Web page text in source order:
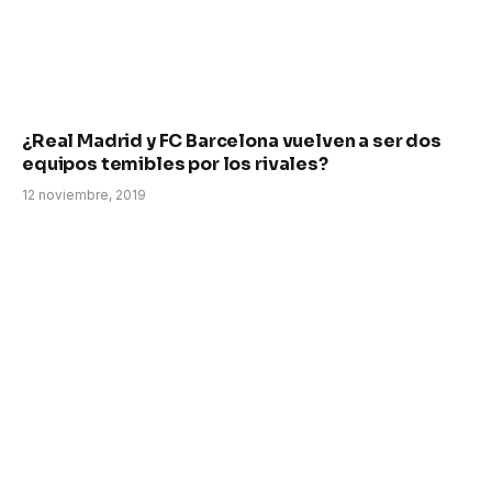
¿Real Madrid y FC Barcelona vuelven a ser dos
equipos temibles por los rivales?
12 noviembre, 2019